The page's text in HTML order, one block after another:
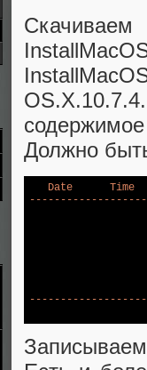
Должно
Date
Time
-------------------
-------------------